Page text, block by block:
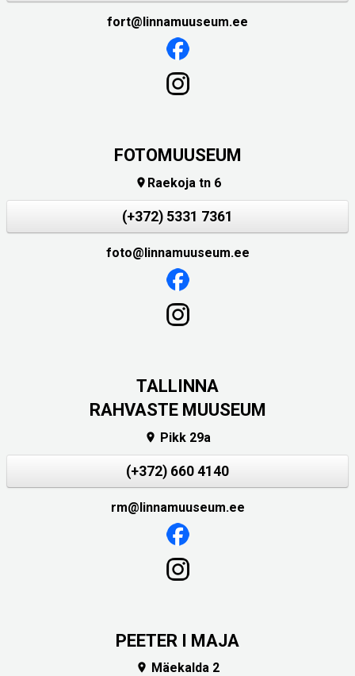
fort@linnamuuseum.ee
FOTOMUUSEUM
 Raekoja tn 6
(+372) 5331 7361
foto@linnamuuseum.ee
TALLINNA
RAHVASTE MUUSEUM
 Pikk 29a
(+372) 660 4140
rm@linnamuuseum.ee
PEETER I MAJA
 Mäekalda 2